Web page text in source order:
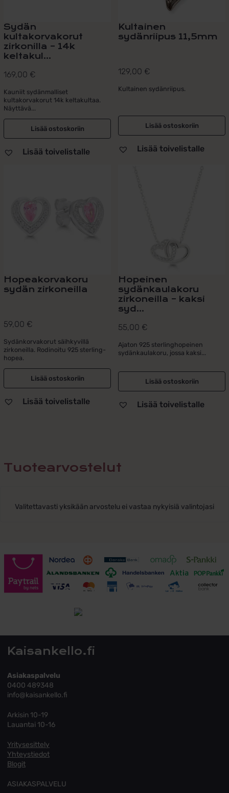
Sydän
kultakorvakorut
zirkonilla – 14k
keltakul...
169,00 €
Kauniit sydänmalliset
kultakorvakorut 14k keltakultaa.
Näyttävä...
Lisää ostoskoriin
Lisää toivelistalle
Kultainen
sydänriipus 11,5mm
129,00 €
Kultainen sydänriipus.
Lisää ostoskoriin
Lisää toivelistalle
Hopeakorvakoru
sydän zirkoneilla
59,00 €
Sydänkorvakorut säihkyvillä
zirkoneilla. Rodinoitu 925 sterling-
hopea.
Lisää ostoskoriin
Lisää toivelistalle
Hopeinen
sydänkaulakoru
zirkoneilla – kaksi
syd...
55,00 €
Ajaton 925 sterlinghopeinen
sydänkaulakoru, jossa kaksi...
Lisää ostoskoriin
Lisää toivelistalle
Tuotearvostelut
Valitettavasti yksikään arvostelu ei vastaa nykyisiä valintojasi
Toimitusehdot
Kaisankello.fi
Asiakaspalvelu
0400 489348
info@kaisankello.fi
Arkisin 10-19
Lauantai 10-16
Yritysesittely
Yhteystiedot
Blogit
ASIAKASPALVELU